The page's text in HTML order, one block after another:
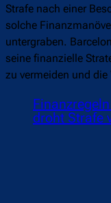
Strafe nach einer
solche
untergraben.
seine finanzielle
zu vermeiden und
droht Strafe